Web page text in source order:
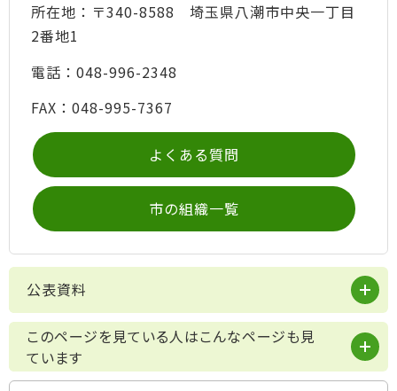
所在地：〒340-8588 埼玉県八潮市中央一丁目
2番地1
電話：048-996-2348
FAX：048-995-7367
よくある質問
市の組織一覧
公表資料
このページを見ている人はこんなページも見
ています